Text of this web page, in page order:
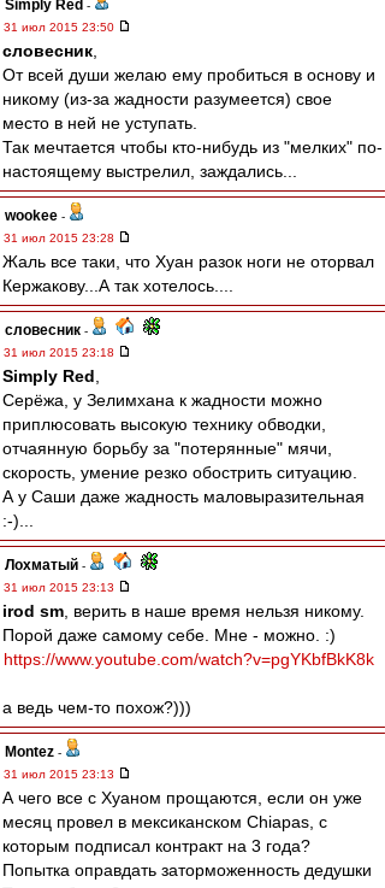
Simply Red -
31 июл 2015 23:50
словесник
От всей души желаю ему пробиться в основу и
никому (из-за жадности разумеется) свое
место в ней не уступать.
Так мечтается чтобы кто-нибудь из "мелких" по-
настоящему выстрелил, заждались...
wookee -
31 июл 2015 23:28
Жаль все таки, что Хуан разок ноги не оторвал
Кержакову...А так хотелось....
словесник -
31 июл 2015 23:18
Simply Red
Серёжа, у Зелимхана к жадности можно
приплюсовать высокую технику обводки,
отчаянную борьбу за "потерянные" мячи,
скорость, умение резко обострить ситуацию.
А у Саши даже жадность маловыразительная
:-)...
Лохматый -
31 июл 2015 23:13
irod sm , верить в наше время нельзя никому.
Порой даже самому себе. Мне - можно. :)
https://www.youtube.com/watch?v=pgYKbfBkK8k
а ведь чем-то похож?)))
Montez -
31 июл 2015 23:13
А чего все с Хуаном прощаются, если он уже
месяц провел в мексиканском Chiapas, с
которым подписал контракт на 3 года?
Попытка оправдать заторможенность дедушки